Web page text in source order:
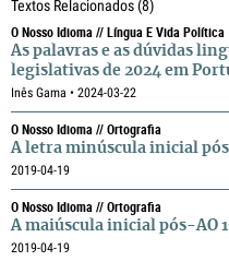
Textos Relacionados(8)
O Nosso Idioma // Língua E Vida Política
As palavras e as dúvidas
legislativas de 2024 em
Inês Gama • 2024-03-22
O Nosso Idioma // Ortografia
A letra minúscula inicial
2019-04-19
O Nosso Idioma // Ortografia
A maiúscula inicial pós-AO
2019-04-19